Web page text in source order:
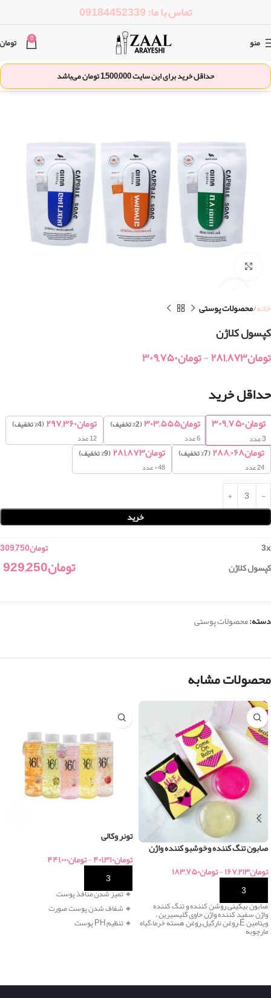
تماس با ما: 09184452339
منو 0 تومان
حداقل خرید برای این سایت1,500,000تومان می‌باشد
خانه محصولات پوستی
کپسول کلاژن
تومان۲۸۱,۸۷۳-تومان۳۰۹,۷۵۰
حداقل خرید
تومان۳۰۹,۷۵۰
3عدد
تومان۳۰۳,۵۵۵(2% تخفیف)
6 عدد
تومان۲۹۷,۳۶۰(4% تخفیف)
12 عدد
تومان۲۸۸,۰۶۸(7% تخفیف)
24 عدد
تومان۲۸۱,۸۷۳(9% تخفیف)
48+ عدد
خرید
3x تومان309,750
کپسول کلاژن
تومان929,250
دسته:محصولات پوستی
محصولات مشابه
صابون تنگ کننده وخوشبو کننده واژن
تومان۱۶۷,۲۱۳-تومان۱۸۳,۷۵۰
صابون بیکینی روشن کننده و تنگ کننده
واژن سفید کننده واژن حاوی گلیسیرین ،
ویتامین E،روغن نارگیل،روغن هسته خرما،گیاه
مارچوبه
تونر وکالی
تومان۴۰۱,۳۱۰-تومان۴۴۱,۰۰۰
🔸 تمیز شدن منافذ پوست
🔸 شفاف شدن پوست صورت
🔸 تنظیم PH پوست